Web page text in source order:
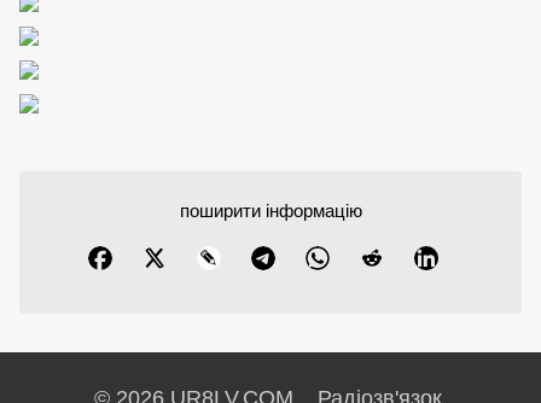
поширити інформацію
© 2026 UR8LV.COM Радіозв'язок.